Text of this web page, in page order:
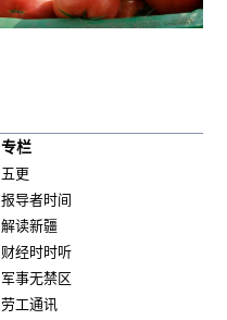
专栏
五更
报导者时间
解读新疆
财经时时听
军事无禁区
劳工通讯